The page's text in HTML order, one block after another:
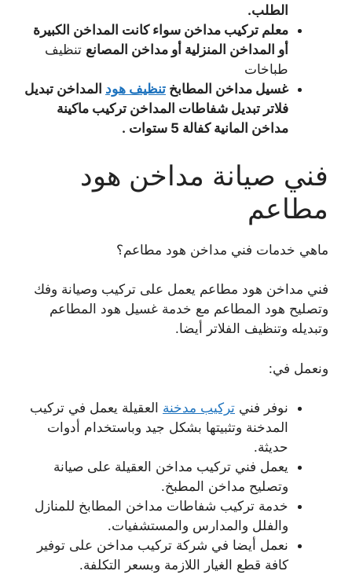
الطلب.
معلم تركيب مداخن سواء كانت المداخن الكبيرة
أو المداخن المنزلية أو مداخن المصانع تنظيف
طباخات
غسيل مداخن المطابخ تنظيف هود المداخن تبديل
فلاتر تبديل شفاطات المداخن تركيب ماكينة
مداخن المانية كفالة 5 ستوات .
فني صيانة مداخن هود
مطاعم
ماهي خدمات فني مداخن هود مطاعم؟
فني مداخن هود مطاعم يعمل على تركيب وصيانة وفك
وتصليح هود المطاعم مع خدمة غسيل هود المطاعم
وتبديله وتنظيف الفلاتر أيضا.
ونعمل في:
نوفر فني تركيب مدخنة العقيلة يعمل في تركيب
المدخنة وتثبيتها بشكل جيد وباستخدام أدوات
حديثة.
يعمل فني تركيب مداخن العقيلة على صيانة
وتصليح مداخن المطبخ.
خدمة تركيب شفاطات مداخن المطابخ للمنازل
والفلل والمدارس والمستشفيات.
نعمل أيضا في شركة تركيب مداخن على توفير
كافة قطع الغيار اللازمة وبسعر التكلفة.